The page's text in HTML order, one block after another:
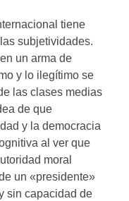
tiene
subjetividades.
un arma de
y lo ilegítimo se
las clases medias
de que
y la democracia
al ver que
moral
un «presidente»
sin capacidad de